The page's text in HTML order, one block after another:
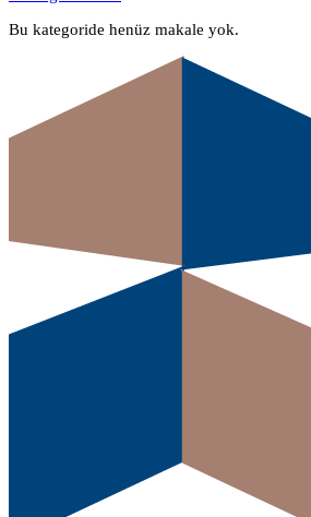
Bu kategoride henüz makale yok.